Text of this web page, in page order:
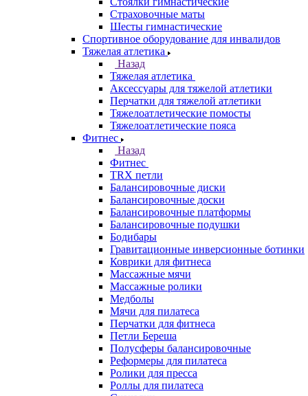
Страховочные маты
Шесты гимнастические
Спортивное оборудование для инвалидов
Тяжелая атлетика
Назад
Тяжелая атлетика
Аксессуары для тяжелой атлетики
Перчатки для тяжелой атлетики
Тяжелоатлетические помосты
Тяжелоатлетические пояса
Фитнес
Назад
Фитнес
TRX петли
Балансировочные диски
Балансировочные доски
Балансировочные платформы
Балансировочные подушки
Бодибары
Гравитационные инверсионные ботинки
Коврики для фитнеса
Массажные мячи
Массажные ролики
Медболы
Мячи для пилатеса
Перчатки для фитнеса
Петли Береша
Полусферы балансировочные
Реформеры для пилатеса
Ролики для пресса
Роллы для пилатеса